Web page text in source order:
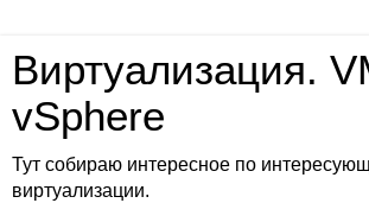
Виртуализация.
vSphere
Тут собираю интересное по
виртуализации.